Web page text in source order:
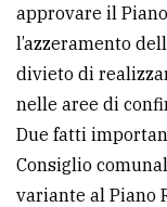
approvare il
l’azzeramento
divieto di
nelle aree di
Due fatti
Consiglio
variante al Piano